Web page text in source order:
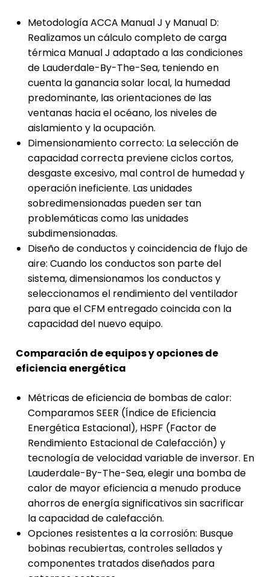
Metodología ACCA Manual J y Manual D:
Realizamos un cálculo completo de carga
térmica Manual J adaptado a las condiciones
de Lauderdale-By-The-Sea, teniendo en
cuenta la ganancia solar local, la humedad
predominante, las orientaciones de las
ventanas hacia el océano, los niveles de
aislamiento y la ocupación.
Dimensionamiento correcto: La selección de
capacidad correcta previene ciclos cortos,
desgaste excesivo, mal control de humedad y
operación ineficiente. Las unidades
sobredimensionadas pueden ser tan
problemáticas como las unidades
subdimensionadas.
Diseño de conductos y coincidencia de flujo de
aire: Cuando los conductos son parte del
sistema, dimensionamos los conductos y
seleccionamos el rendimiento del ventilador
para que el CFM entregado coincida con la
capacidad del nuevo equipo.
Comparación de equipos y opciones de
eficiencia energética
Métricas de eficiencia de bombas de calor:
Comparamos SEER (Índice de Eficiencia
Energética Estacional), HSPF (Factor de
Rendimiento Estacional de Calefacción) y
tecnología de velocidad variable de inversor. En
Lauderdale-By-The-Sea, elegir una bomba de
calor de mayor eficiencia a menudo produce
ahorros de energía significativos sin sacrificar
la capacidad de calefacción.
Opciones resistentes a la corrosión: Busque
bobinas recubiertas, controles sellados y
componentes tratados diseñados para